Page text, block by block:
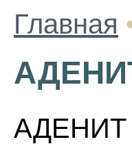
Главная
АДЕНИТ